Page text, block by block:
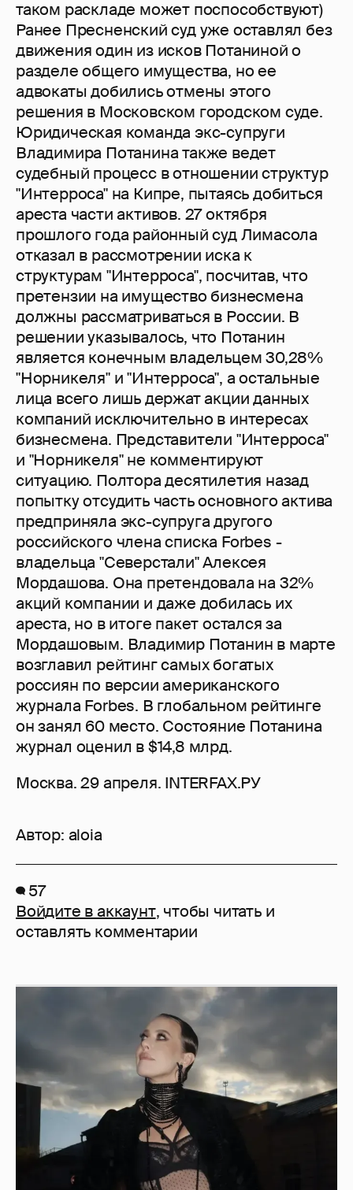
таком раскладе может поспособствуют)
Ранее Пресненский суд уже оставлял без
движения один из исков Потаниной о
разделе общего имущества, но ее
адвокаты добились отмены этого
решения в Московском городском суде.
Юридическая команда экс-супруги
Владимира Потанина также ведет
судебный процесс в отношении структур
"Интерроса" на Кипре, пытаясь добиться
ареста части активов. 27 октября
прошлого года районный суд Лимасола
отказал в рассмотрении иска к
структурам "Интерроса", посчитав, что
претензии на имущество бизнесмена
должны рассматриваться в России. В
решении указывалось, что Потанин
является конечным владельцем 30,28%
"Норникеля" и "Интерроса", а остальные
лица всего лишь держат акции данных
компаний исключительно в интересах
бизнесмена. Представители "Интерроса"
и "Норникеля" не комментируют
ситуацию. Полтора десятилетия назад
попытку отсудить часть основного актива
предприняла экс-супруга другого
российского члена списка Forbes -
владельца "Северстали" Алексея
Мордашова. Она претендовала на 32%
акций компании и даже добилась их
ареста, но в итоге пакет остался за
Мордашовым. Владимир Потанин в марте
возглавил рейтинг самых богатых
россиян по версии американского
журнала Forbes. В глобальном рейтинге
он занял 60 место. Состояние Потанина
журнал оценил в $14,8 млрд.
Москва. 29 апреля. INTERFAX.РУ
Автор: aloia
57
Войдите в аккаунт, чтобы читать и
оставлять комментарии